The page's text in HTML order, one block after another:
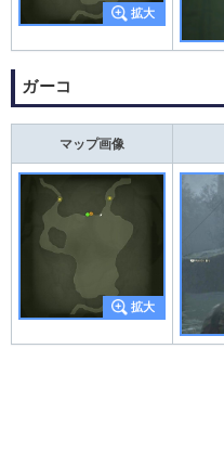
ガーコ
マップ画像